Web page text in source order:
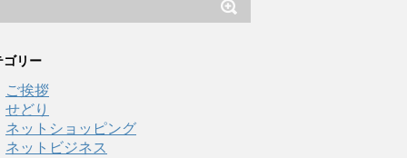
ゴリー
ご挨拶
せどり
ネットショッピング
ネットビジネス